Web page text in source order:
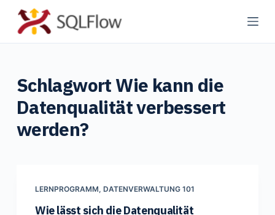
Z
u
Schlagwort Wie kann die
Datenqualität verbessert
werden?
LERNPROGRAMM, DATENVERWALTUNG 101
Wie lässt sich die Datenqualität